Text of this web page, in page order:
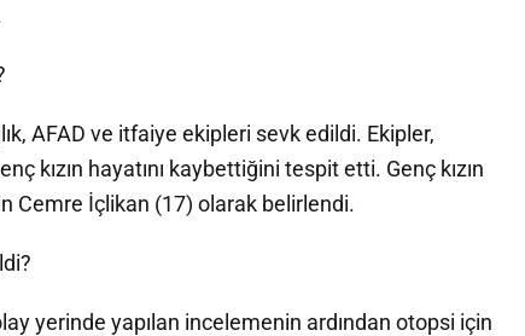
AFAD ve itfaiye ekipleri sevk edildi. Ekipler,
kızın hayatını kaybettiğini tespit etti. Genç kızın
Cemre İçlikan (17) olarak belirlendi.
yerinde yapılan incelemenin ardından otopsi için